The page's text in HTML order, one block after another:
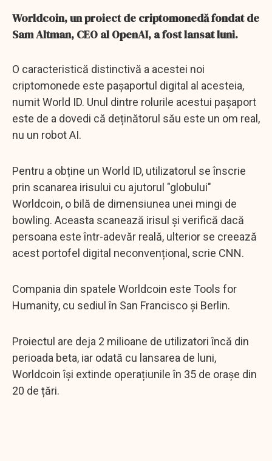
Worldcoin, un proiect de criptomonedă fondat de
Sam Altman, CEO al OpenAI, a fost lansat luni.
O caracteristică distinctivă a acestei noi
criptomonede este pașaportul digital al acesteia,
numit World ID. Unul dintre rolurile acestui pașaport
este de a dovedi că deținătorul său este un om real,
nu un robot AI.
Pentru a obține un World ID, utilizatorul se înscrie
prin scanarea irisului cu ajutorul "globului"
Worldcoin, o bilă de dimensiunea unei mingi de
bowling. Aceasta scanează irisul și verifică dacă
persoana este într-adevăr reală, ulterior se creează
acest portofel digital neconvențional, scrie CNN.
Compania din spatele Worldcoin este Tools for
Humanity, cu sediul în San Francisco și Berlin.
Proiectul are deja 2 milioane de utilizatori încă din
perioada beta, iar odată cu lansarea de luni,
Worldcoin își extinde operațiunile în 35 de orașe din
20 de țări.